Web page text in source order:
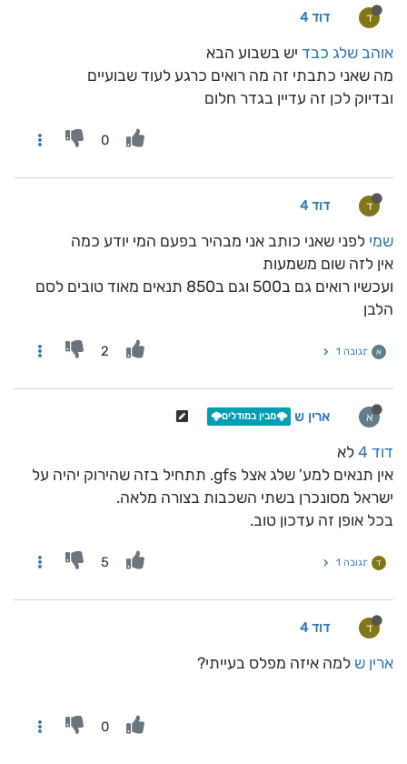
ד דוד 4
אוהב שלג כבד יש בשבוע הבא
מה שאני כתבתי זה מה רואים כרגע לעוד שבועיים
ובדיוק לכן זה עדיין בגדר חלום
0
ד דוד 4
שמי לפני שאני כותב אני מבהיר בפעם המי יודע כמה
אין לזה שום משמעות
ועכשיו רואים גם ב500 וגם ב850 תנאים מאוד טובים לסם
הלבן
א תגובה 1 2
א ארין ש 🌩️מבין במודלים🌩️
דוד 4
לא
אין תנאים למע' שלג אצל gfs. תתחיל בזה שהירוק יהיה על
ישראל מסונכרן בשתי השכבות בצורה מלאה.
בכל אופן זה עדכון טוב.
ד תגובה 1 5
ד דוד 4
ארין ש למה איזה מפלס בעייתי?
0